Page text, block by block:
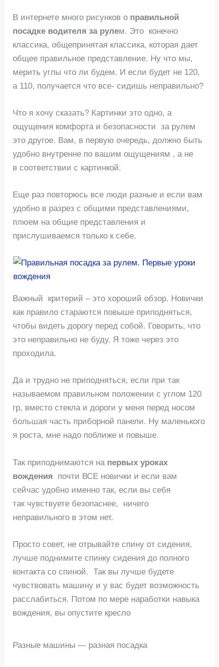
В интернете много рисунков о правильной
посадке водителя за рулем. Это конечно
классика, общепринятая классика, которая дает
общее правильное представление. Ну что мы,
мерить углы что ли будем. И если будет не 120,
а 110, получается что все- сидишь неправильно?
Что я хочу сказать? Картинки это одно, а
ощущения комфорта и безопасности за рулем
это другое. Вам, в первую очередь, должно быть
удобно внутренне по вашим ощущениям , а не
в соответствии с картинкой.
Еще раз повторюсь все люди разные и если вам
удобно в разрез с общими представлениями,
плюем на общие представления и
прислушиваемся только к себе.
Важный критерий – это хороший обзор. Новички
как правило стараются повыше приподняться,
чтобы видеть дорогу перед собой. Говорить, что
это неправильно не буду. Я тоже через это
проходила.
Да и трудно не приподняться, если при так
называемом правильном положении с углом 120
гр, вместо стекла и дороги у меня перед носом
большая часть приборной панели. Ну маленького
я роста, мне надо поближе и повыше.
Так приподнимаются на первых уроках
вождения почти ВСЕ новички и если вам
сейчас удобно именно так, если вы себя
так чувствуете безопаснее, ничего
неправильного в этом нет.
Просто совет, не отрывайте спину от сидения,
лучше поднимите спинку сидения до полного
контакта со спиной. Так вы лучше будете
чувствовать машину и у вас будет возможность
расслабиться. Потом по мере наработки навыка
вождения, вы опустите кресло
Разные машины — разная посадка